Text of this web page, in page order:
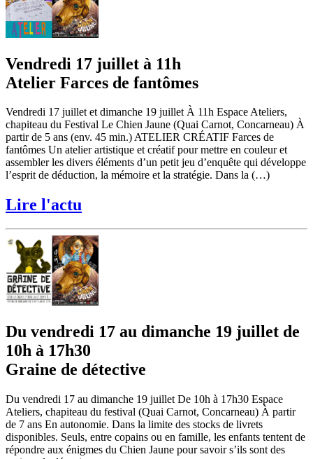
Vendredi 17 juillet à 11h
Atelier Farces de fantômes
Vendredi 17 juillet et dimanche 19 juillet À 11h Espace Ateliers,
chapiteau du Festival Le Chien Jaune (Quai Carnot, Concarneau) À
partir de 5 ans (env. 45 min.) ATELIER CRÉATIF Farces de
fantômes Un atelier artistique et créatif pour mettre en couleur et
assembler les divers éléments d’un petit jeu d’enquête qui développe
l’esprit de déduction, la mémoire et la stratégie. Dans la (…)
Lire l'actu
Du vendredi 17 au dimanche 19 juillet de
10h à 17h30
Graine de détective
Du vendredi 17 au dimanche 19 juillet De 10h à 17h30 Espace
Ateliers, chapiteau du festival (Quai Carnot, Concarneau) À partir
de 7 ans En autonomie. Dans la limite des stocks de livrets
disponibles. Seuls, entre copains ou en famille, les enfants tentent de
répondre aux énigmes du Chien Jaune pour savoir s’ils sont des